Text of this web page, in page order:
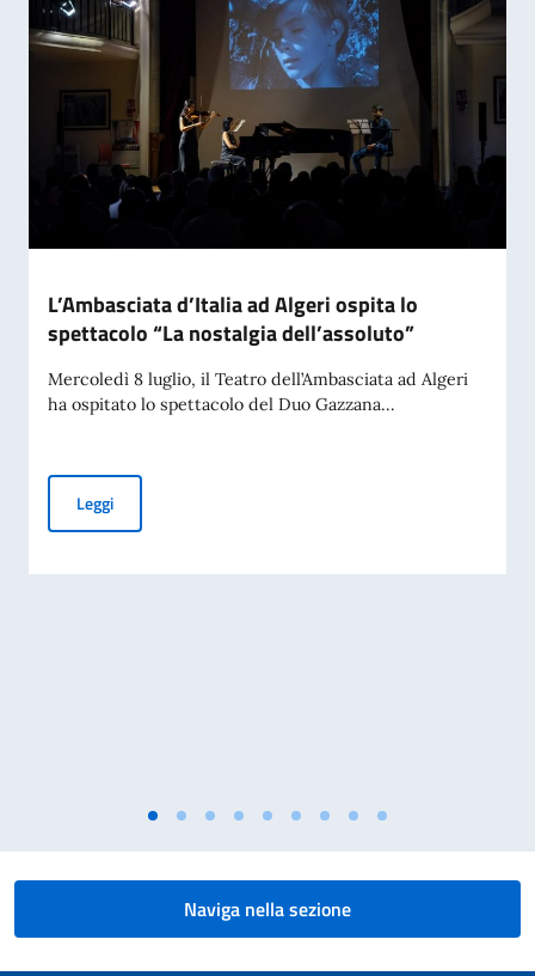
L’Ambasciata d’Italia ad Algeri ospita lo
spettacolo “La nostalgia dell’assoluto”
Mercoledì 8 luglio, il Teatro dell’Ambasciata ad Algeri
ha ospitato lo spettacolo del Duo Gazzana...
LeggiL’Ambasciata d’Italia ad Algeri ospita lo spettacolo “La
Naviga nella sezione